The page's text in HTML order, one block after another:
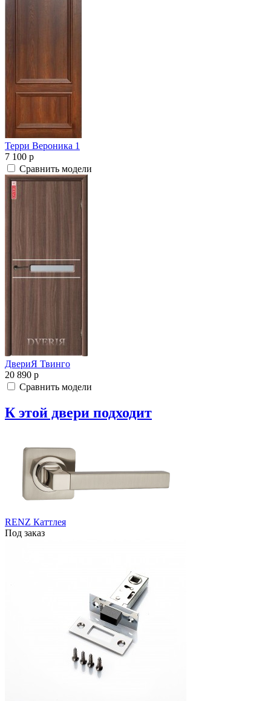
Терри Вероника 1
7 100 p
Сравнить модели
ДвериЯ Твинго
20 890 p
Сравнить модели
К этой двери подходит
RENZ Каттлея
Под заказ